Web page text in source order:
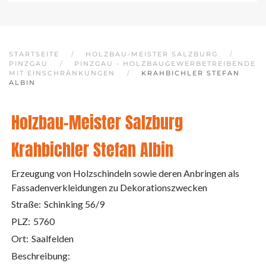
STARTSEITE
HOLZBAU-MEISTER SALZBURG
PINZGAU
PINZGAU - HOLZBAUGEWERBETREIBENDE
MIT EINSCHRÄNKUNGEN
KRAHBICHLER STEFAN
ALBIN
Holzbau-Meister Salzburg
Krahbichler Stefan Albin
Erzeugung von Holzschindeln sowie deren Anbringen als
Fassadenverkleidungen zu Dekorationszwecken
Straße: Schinking 56/9
PLZ: 5760
Ort: Saalfelden
Beschreibung: